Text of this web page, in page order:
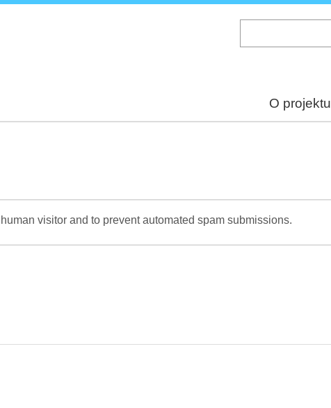
O projektu
visitor and to prevent automated spam submissions.